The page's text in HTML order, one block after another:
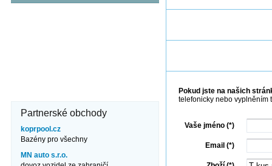
Pokud jste na našich
telefonicky nebo vyplněním
Vaše jméno (*)
Email (*)
Partnerské obchody
koprpool.cz
Bazény pro všechny
MN auto s.r.o.